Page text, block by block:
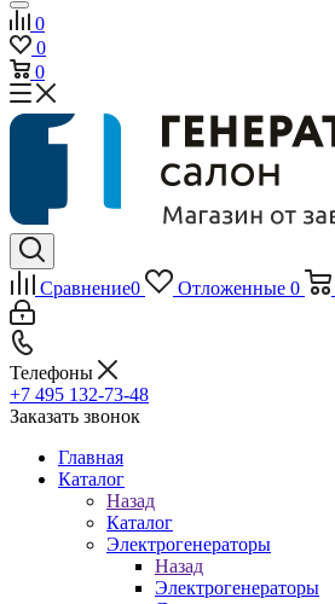
0
0
0
Сравнение0 Отложенные 0
Телефоны
+7 495 132-73-48
Заказать звонок
Главная
Каталог
Назад
Каталог
Электрогенераторы
Назад
Электрогенераторы